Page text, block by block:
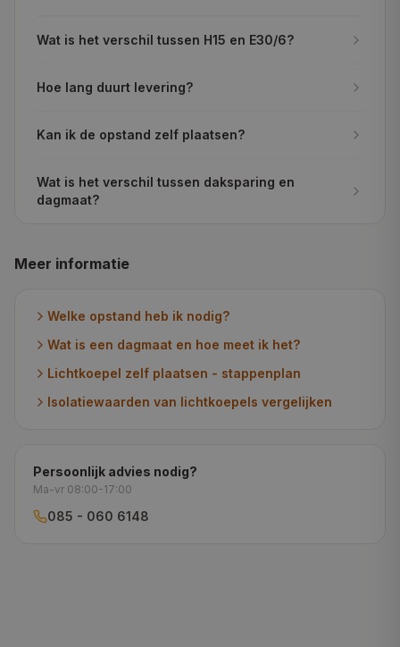
Wat is het verschil tussen H15 en E30/6?
Hoe lang duurt levering?
Kan ik de opstand zelf plaatsen?
Wat is het verschil tussen daksparing en
dagmaat?
Meer informatie
Welke opstand heb ik nodig?
Wat is een dagmaat en hoe meet ik het?
Lichtkoepel zelf plaatsen - stappenplan
Isolatiewaarden van lichtkoepels vergelijken
Persoonlijk advies nodig?
Ma-vr 08:00-17:00
085 - 060 6148